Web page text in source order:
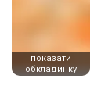
показати
обкладинку